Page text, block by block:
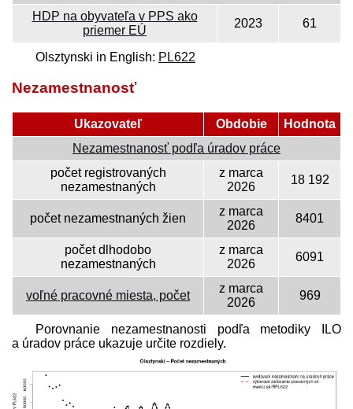
HDP na obyvateľa v PPS ako
priemer EÚ
2023 61
Olsztynski in English: PL622
Nezamestnanosť
Ukazovateľ Obdobie
Hodnota
Nezamestnanosť podľa úradov práce
počet registrovaných
nezamestnaných
z marca
2026
18 192
počet nezamestnaných žien
z marca
2026
8401
počet dlhodobo
nezamestnaných
z marca
2026
6091
voľné pracovné miesta, počet
z marca
2026
969
Porovnanie nezamestnanosti podľa metodiky ILO
a úradov práce ukazuje určite rozdiely.